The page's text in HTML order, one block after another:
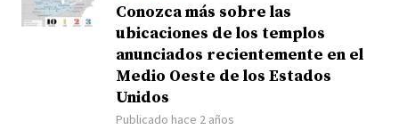
Conozca más sobre las
ubicaciones de los templos
anunciados recientemente en el
Medio Oeste de los Estados
Unidos
Publicado hace 2 años